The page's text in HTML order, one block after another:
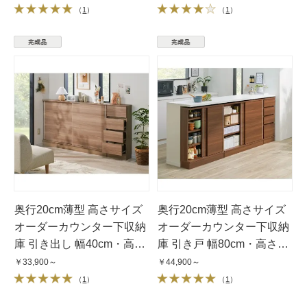
（1） （1）
奥行20cm薄型 高さサイズ
オーダーカウンター下収納
庫 引き出し 幅40cm・高さ
60〜103cm
￥33,900～
（1）
奥行20cm薄型 高さサイズ
オーダーカウンター下収納
庫 引き戸 幅80cm・高さ
60〜103cm
￥44,900～
（1）